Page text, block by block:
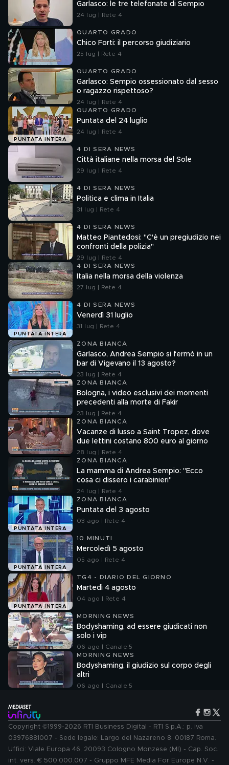
Garlasco: le tre telefonate di Sempio
24 lug | Rete 4
QUARTO GRADO
Chico Forti: il percorso giudiziario
25 lug | Rete 4
QUARTO GRADO
Garlasco: Sempio ossessionato dal sesso
o ragazzo rispettoso?
24 lug | Rete 4
PUNTATA INTERA
QUARTO GRADO
Puntata del 24 luglio
24 lug | Rete 4
4 DI SERA NEWS
Città italiane nella morsa del Sole
29 lug | Rete 4
4 DI SERA NEWS
Politica e clima in Italia
31 lug | Rete 4
4 DI SERA NEWS
Matteo Piantedosi: "C'è un pregiudizio nei
confronti della polizia"
29 lug | Rete 4
4 DI SERA NEWS
Italia nella morsa della violenza
27 lug | Rete 4
PUNTATA INTERA
4 DI SERA NEWS
Venerdì 31 luglio
31 lug | Rete 4
ZONA BIANCA
Garlasco, Andrea Sempio si fermò in un
bar di Vigevano il 13 agosto?
23 lug | Rete 4
ZONA BIANCA
Bologna, i video esclusivi dei momenti
precedenti alla morte di Fakir
23 lug | Rete 4
ZONA BIANCA
Vacanze di lusso a Saint Tropez, dove
due lettini costano 800 euro al giorno
28 lug | Rete 4
ZONA BIANCA
La mamma di Andrea Sempio: "Ecco
cosa ci dissero i carabinieri"
24 lug | Rete 4
PUNTATA INTERA
ZONA BIANCA
Puntata del 3 agosto
03 ago | Rete 4
PUNTATA INTERA
10 MINUTI
Mercoledì 5 agosto
05 ago | Rete 4
PUNTATA INTERA
TG4 - DIARIO DEL GIORNO
Martedì 4 agosto
04 ago | Rete 4
MORNING NEWS
Bodyshaming, ad essere giudicati non
solo i vip
06 ago | Canale 5
MORNING NEWS
Bodyshaming, il giudizio sul corpo degli
altri
06 ago | Canale 5
Copyright ©1999-2026 RTI Business Digital - RTI S.p.A.: p. iva
03976881007 - Sede legale: Largo del Nazareno 8, 00187 Roma.
Uffici: Viale Europa 46, 20093 Cologno Monzese (MI) - Cap. Soc.
int. vers. € 500.000.007 - Gruppo MFE Media For Europe N.V. -